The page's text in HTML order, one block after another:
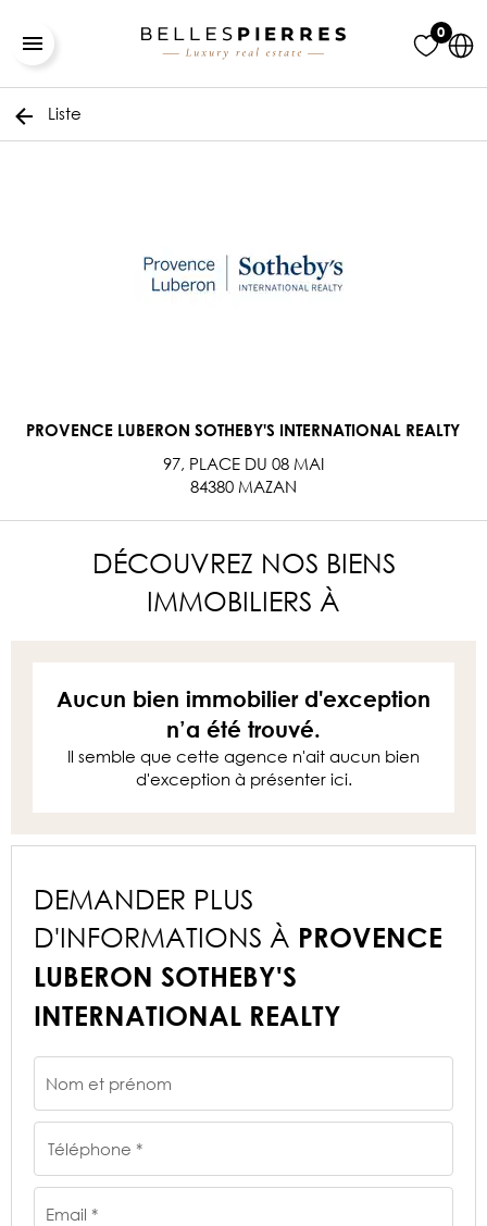
0
Liste
PROVENCE LUBERON SOTHEBY'S INTERNATIONAL REALTY
97, PLACE DU 08 MAI
84380 MAZAN
DÉCOUVREZ NOS BIENS
IMMOBILIERS À
Aucun bien immobilier d'exception
n’a été trouvé.
Il semble que cette agence n'ait aucun bien
d'exception à présenter ici.
DEMANDER PLUS
D'INFORMATIONS À PROVENCE
LUBERON SOTHEBY'S
INTERNATIONAL REALTY
Nom et prénom
Téléphone *
Email *